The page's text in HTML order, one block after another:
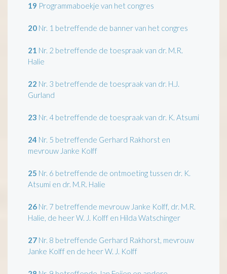
19 Programmaboekje van het congres
20 Nr. 1 betreffende de banner van het congres
21 Nr. 2 betreffende de toespraak van dr. M.R.
Halie
22 Nr. 3 betreffende de toespraak van dr. H.J.
Gurland
23 Nr. 4 betreffende de toespraak van dr. K. Atsumi
24 Nr. 5 betreffende Gerhard Rakhorst en
mevrouw Janke Kolff
25 Nr. 6 betreffende de ontmoeting tussen dr. K.
Atsumi en dr. M.R. Halie
26 Nr. 7 betreffende mevrouw Janke Kolff, dr. M.R.
Halie, de heer W. J. Kolff en Hilda Watschinger
27 Nr. 8 betreffende Gerhard Rakhorst, mevrouw
Janke Kolff en de heer W. J. Kolff